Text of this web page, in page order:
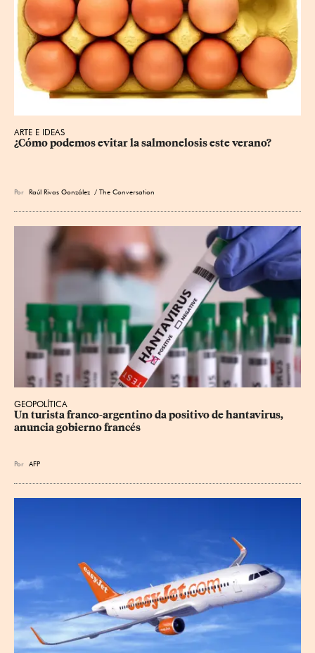
ARTE E IDEAS
¿Cómo podemos evitar la salmonelosis este verano?
Por Raúl Rivas González / The Conversation
GEOPOLÍTICA
Un turista franco-argentino da positivo de hantavirus,
anuncia gobierno francés
Por AFP